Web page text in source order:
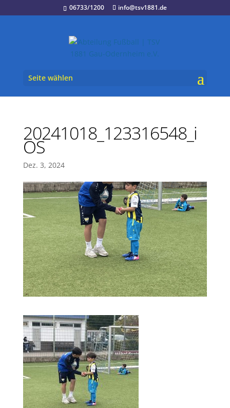
06733/1200 info@tsv1881.de
Seite wählen
20241018_123316548_i
OS
Dez. 3, 2024